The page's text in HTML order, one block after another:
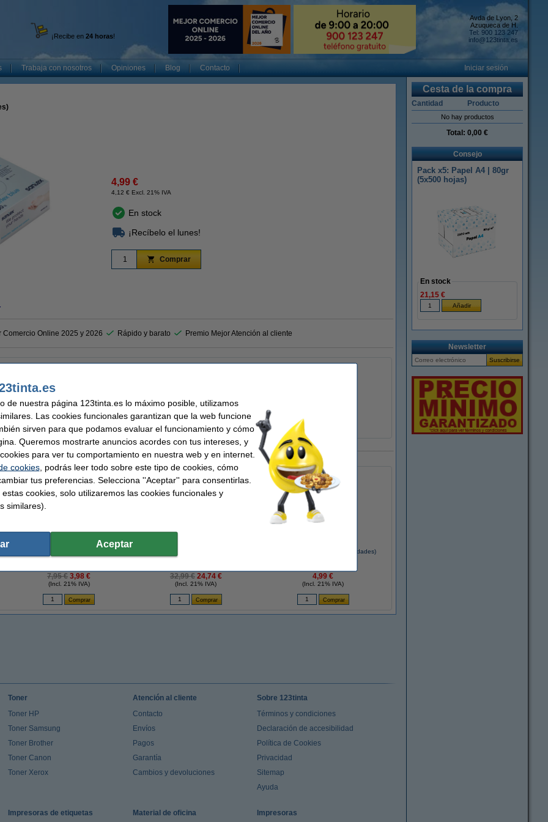
¡Recibe en 24 horas!
Avda de Lyon, 2
Azuqueca de H.
Tel: 900 123 247
info@123tinta.es
Trabaja con nosotros Opiniones Blog Contacto Iniciar sesión
4,99 €
4,12 € Excl. 21% IVA
En stock
¡Recíbelo el lunes!
Comprar
Comercio Online 2025 y 2026 Rápido y barato Premio Mejor Atención al cliente
las manos de posibles manchas, y para poder manipular objetos sin contaminarlos.
y contaminación.
de objetos.
tarea de limpieza y son muy fáciles de poner y quitar.
similares también han elegido estos artículos.
The Pink Stuff | Pasta Limpiadora - Formato
Ahorro 850 gramos
7,95 € 3,98 €
(Incl. 21% IVA)
Cepillos limpiadores + Power Paste
32,99 € 24,74 €
(Incl. 21% IVA)
Guantes nitrilo Talla L (100 unidades)
4,99 €
(Incl. 21% IVA)
Cesta de la compra
Cantidad Producto
No hay productos
Total: 0,00 €
Consejo
Pack x5: Papel A4 | 80gr
(5x500 hojas)
En stock
21,15 €
Newsletter
Toner
Toner HP
Toner Samsung
Toner Brother
Toner Canon
Toner Xerox
Atención al cliente
Contacto
Envíos
Pagos
Garantía
Cambios y devoluciones
Sobre 123tinta
Términos y condiciones
Declaración de accesibilidad
Política de Cookies
Privacidad
Sitemap
Ayuda
Impresoras de etiquetas Material de oficina Impresoras
de nuestra página 123tinta.es lo máximo posible, utilizamos
Las cookies funcionales garantizan que la web funcione
sirven para que podamos evaluar el funcionamiento y cómo
Queremos mostrarte anuncios acordes con tus intereses, y
para ver tu comportamiento en nuestra web y en internet.
cookies, podrás leer todo sobre este tipo de cookies, cómo
tus preferencias. Selecciona ''Aceptar'' para consentirlas.
cookies, solo utilizaremos las cookies funcionales y
similares).
Aceptar